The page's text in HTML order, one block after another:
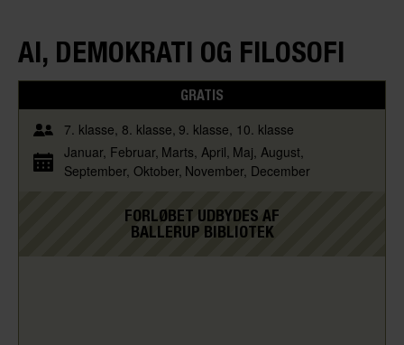
AI, DEMOKRATI OG FILOSOFI
GRATIS
7. klasse 8. klasse 9. klasse 10. klasse
Januar Februar Marts April Maj August
September Oktober November December
FORLØBET UDBYDES AF
BALLERUP BIBLIOTEK